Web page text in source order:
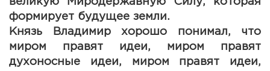
формирует будущее земли.
Князь Владимир хорошо понимал, что
миром правят идеи, миром правят
духоносные идеи, миром правят идеи,